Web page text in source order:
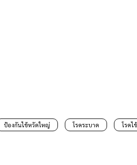
ป้องกันไข้หวัดใหญ่ โรคระบาด โรคไ